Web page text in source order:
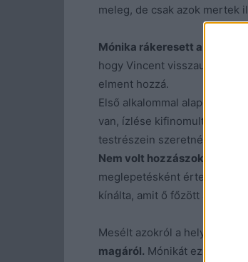
meleg, de csak azok mertek
Mónika rákeresett az
hogy Vincent visszautasítja
elment hozzá.
Első alkalommal alaposan
van, ízlése kifinomult és
testrészein szeretné érezni
Nem volt hozzászokva a
meglepetésként érte, hogy
kínálta, amit ő főzött az óra
Mesélt azokról a helyekről,
magáról. Mónikát ez